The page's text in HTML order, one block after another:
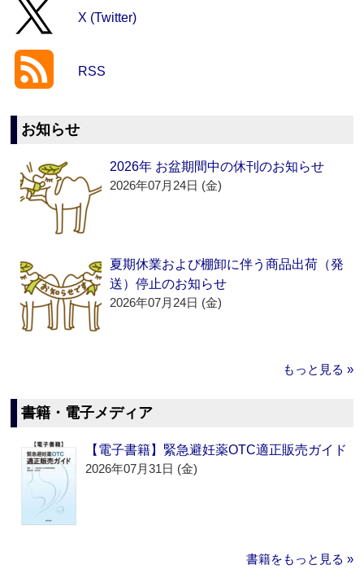
X (Twitter)
RSS
お知らせ
2026年 お盆期間中の休刊のお知らせ
2026年07月24日 (金)
夏期休業および棚卸に伴う商品出荷（発
送）停止のお知らせ
2026年07月24日 (金)
もっと見る »
書籍・電子メディア
【電子書籍】緊急避妊薬OTC適正販売ガイド
2026年07月31日 (金)
書籍をもっと見る »